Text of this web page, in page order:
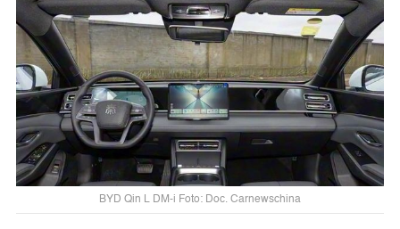
BYD Qin L DM-i Foto: Doc. Carnewschina